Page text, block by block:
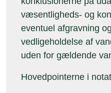
væsentligheds- og
eventuel afgravning
vedligeholdelse af
uden for gældende
Hovedpointerne i